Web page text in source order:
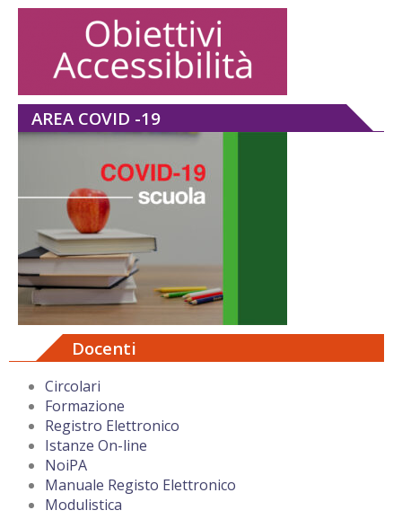
AREA COVID -19
Docenti
Circolari
Formazione
Registro Elettronico
Istanze On-line
NoiPA
Manuale Registo Elettronico
Modulistica